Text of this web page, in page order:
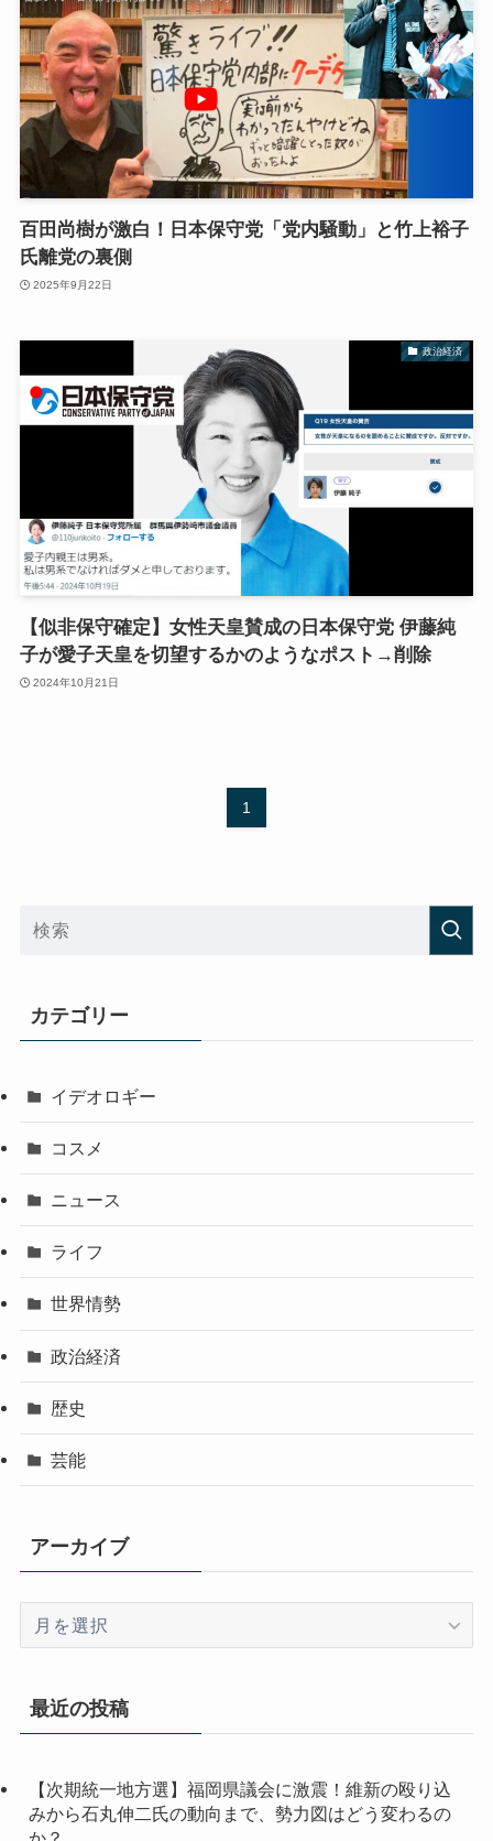
百田尚樹が激白！日本保守党「党内騒動」と竹上裕子
氏離党の裏側
2025年9月22日
政治経済
【似非保守確定】女性天皇賛成の日本保守党 伊藤純
子が愛子天皇を切望するかのようなポスト→削除
2024年10月21日
1
カテゴリー
イデオロギー
コスメ
ニュース
ライフ
世界情勢
政治経済
歴史
芸能
アーカイブ
イ
最近の投稿
【次期統一地方選】福岡県議会に激震！維新の殴り込
みから石丸伸二氏の動向まで、勢力図はどう変わるの